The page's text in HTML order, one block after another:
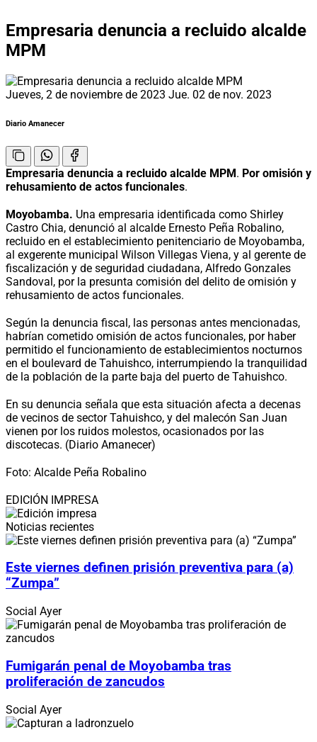
Empresaria denuncia a recluido alcalde
MPM
Jueves, 2 de noviembre de 2023 Jue. 02 de nov. 2023
Diario Amanecer
Empresaria denuncia a recluido alcalde MPM. Por omisión y
rehusamiento de actos funcionales.
Moyobamba. Una empresaria identificada como Shirley
Castro Chia, denunció al alcalde Ernesto Peña Robalino,
recluido en el establecimiento penitenciario de Moyobamba,
al exgerente municipal Wilson Villegas Viena, y al gerente de
fiscalización y de seguridad ciudadana, Alfredo Gonzales
Sandoval, por la presunta comisión del delito de omisión y
rehusamiento de actos funcionales.
Según la denuncia fiscal, las personas antes mencionadas,
habrían cometido omisión de actos funcionales, por haber
permitido el funcionamiento de establecimientos nocturnos
en el boulevard de Tahuishco, interrumpiendo la tranquilidad
de la población de la parte baja del puerto de Tahuishco.
En su denuncia señala que esta situación afecta a decenas
de vecinos de sector Tahuishco, y del malecón San Juan
vienen por los ruidos molestos, ocasionados por las
discotecas. (Diario Amanecer)
Foto: Alcalde Peña Robalino
EDICIÓN IMPRESA
Noticias recientes
Este viernes definen prisión preventiva para (a)
“Zumpa”
Social Ayer
Fumigarán penal de Moyobamba tras
proliferación de zancudos
Social Ayer